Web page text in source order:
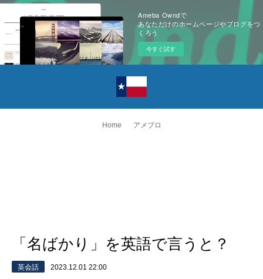
Ameba Owndで
あなただけのホームページやブログをつ
くろう
今すぐ試す
Home アメブロ
「名ばかり」を英語で言うと？
英会話 2023.12.01 22:00